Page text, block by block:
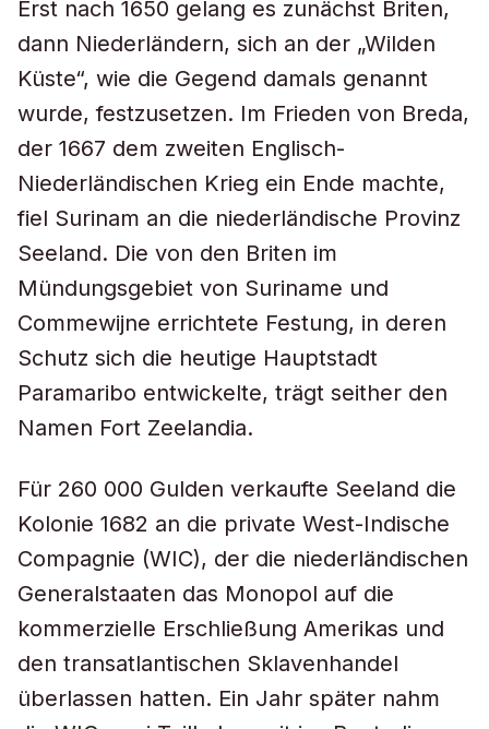
Erst nach 1650 gelang es zunächst Briten,
dann Niederländern, sich an der „Wilden
Küste“, wie die Gegend damals genannt
wurde, festzusetzen. Im Frieden von Breda,
der 1667 dem zweiten Englisch-
Niederländischen Krieg ein Ende machte,
fiel Surinam an die niederländische Provinz
Seeland. Die von den Briten im
Mündungsgebiet von Suriname und
Commewijne errichtete Festung, in deren
Schutz sich die heutige Hauptstadt
Paramaribo entwickelte, trägt seither den
Namen Fort Zeelandia.
Für 260 000 Gulden verkaufte Seeland die
Kolonie 1682 an die private West-Indische
Compagnie (WIC), der die niederländischen
Generalstaaten das Monopol auf die
kommerzielle Erschließung Amerikas und
den transatlantischen Sklavenhandel
überlassen hatten. Ein Jahr später nahm